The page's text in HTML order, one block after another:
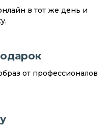
в тот же день и
от профессионалов